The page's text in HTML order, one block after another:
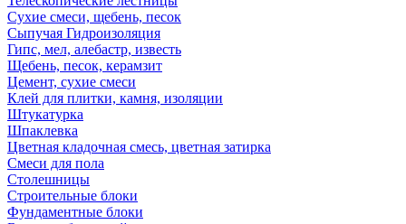
Сухие смеси, щебень, песок
Сыпучая Гидроизоляция
Гипс, мел, алебастр, известь
Щебень, песок, керамзит
Цемент, сухие смеси
Клей для плитки, камня, изоляции
Штукатурка
Шпаклевка
Цветная кладочная смесь, цветная затирка
Смеси для пола
Столешницы
Строительные блоки
Фундаментные блоки